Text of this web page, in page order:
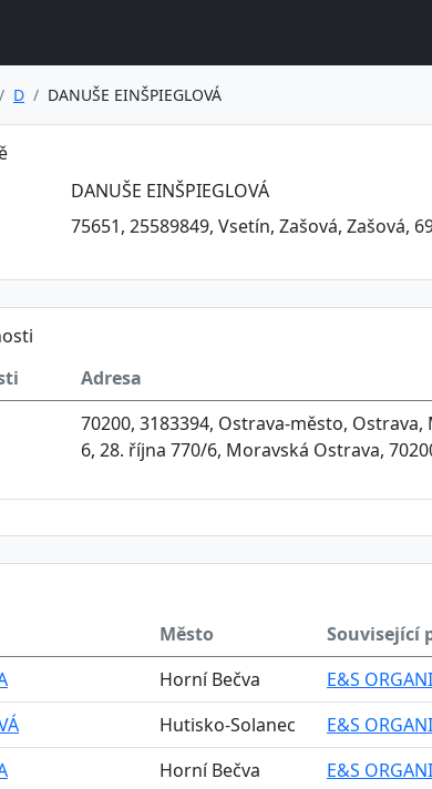
D DANUŠE EINŠPIEGLOVÁ
DANUŠE EINŠPIEGLOVÁ
75651, 25589849, Vsetín, Zašová, Zašová,
Adresa
70200, 3183394, Ostrava-město,
6, 28. října 770/6, Moravská Ostrava,
Město
Související
Horní Bečva E&S
Hutisko-Solanec E&S
Horní Bečva E&S